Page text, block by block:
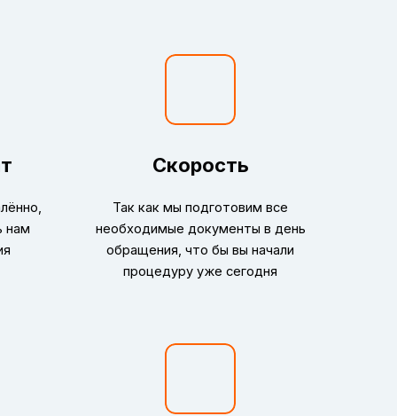
нам
Скорость
Так как мы подготовим все
необходимые документы в день
обращения, что бы вы начали
процедуру уже сегодня